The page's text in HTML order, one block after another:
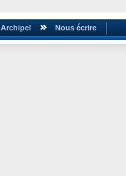
Archipel Nous écrire